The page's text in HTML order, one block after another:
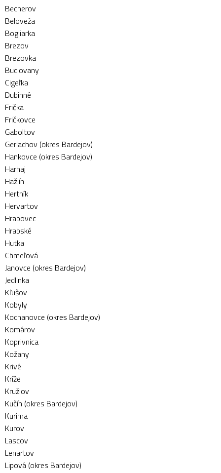
Becherov
Beloveža
Bogliarka
Brezov
Brezovka
Buclovany
Cigeľka
Dubinné
Frička
Fričkovce
Gaboltov
Gerlachov (okres Bardejov)
Hankovce (okres Bardejov)
Harhaj
Hažlín
Hertník
Hervartov
Hrabovec
Hrabské
Hutka
Chmeľová
Janovce (okres Bardejov)
Jedlinka
Kľušov
Kobyly
Kochanovce (okres Bardejov)
Komárov
Koprivnica
Kožany
Krivé
Kríže
Kružlov
Kučín (okres Bardejov)
Kurima
Kurov
Lascov
Lenartov
Lipová (okres Bardejov)